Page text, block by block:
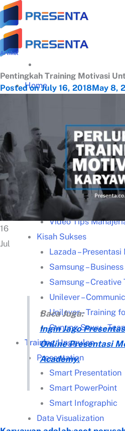
Skip
to
content
Home
Trainer Terbaik
Klien Terpercaya
Testimonial
Galeri Training
Materi Gratis
Download Panduan
Video Tips
Kisah Sukses
Lazada –
Samsung –
Samsung –
Unilever –
Unilever – Training
Gunung Sewu –
Training Unggulan
Presentation
Smart Presentation
Smart PowerPoint
Smart Infographic
Data Visualization
Artikel
Pentingkah Training Motivasi
Posted onJuly 16, 2018May 8,
16
Jul
Baca Juga:
Ingin Jago
Online Presentasi
Academy.